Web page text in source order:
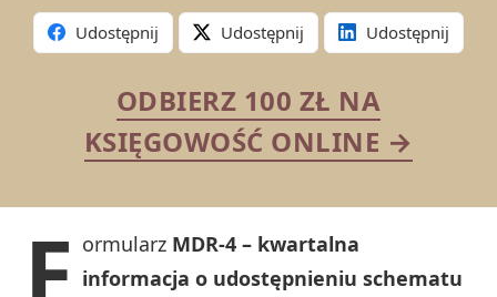
Udostępnij Udostępnij Udostępnij
ODBIERZ 100 ZŁ NA
KSIĘGOWOŚĆ ONLINE →
F ormularz MDR‑4 – kwartalna
informacja o udostępnieniu schematu